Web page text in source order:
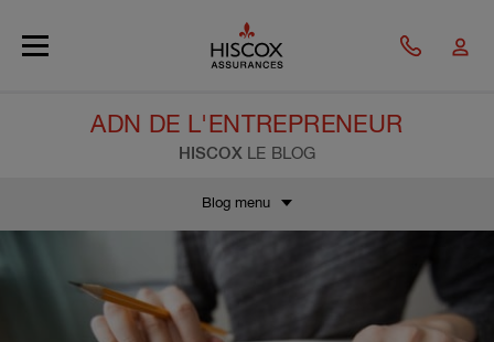
ADN DE L'ENTREPRENEUR
HISCOX LE BLOG
Blog menu